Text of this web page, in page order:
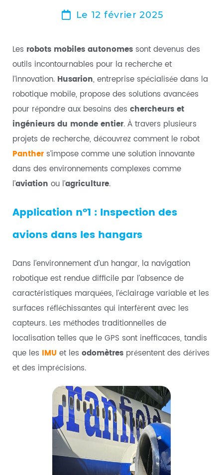
Le 12 février 2025
Les robots mobiles autonomes sont devenus des
outils incontournables pour la recherche et
l’innovation. Husarion, entreprise spécialisée dans la
robotique mobile, propose des solutions avancées
pour répondre aux besoins des chercheurs et
ingénieurs du monde entier. À travers plusieurs
projets de recherche, découvrez comment le robot
Panthers’impose comme une solution innovante
dans des environnements complexes comme
l’aviation ou l’agriculture.
Application n°1 : Inspection des
avions dans les hangars
Dans l’environnement d’un hangar, la navigation
robotique est rendue difficile par l’absence de
caractéristiques marquées, l’éclairage variable et les
surfaces réfléchissantes qui interfèrent avec les
capteurs. Les méthodes traditionnelles de
localisation telles que le GPS sont inefficaces, tandis
que les IMU et les odomètres présentent des dérives
et des imprécisions.